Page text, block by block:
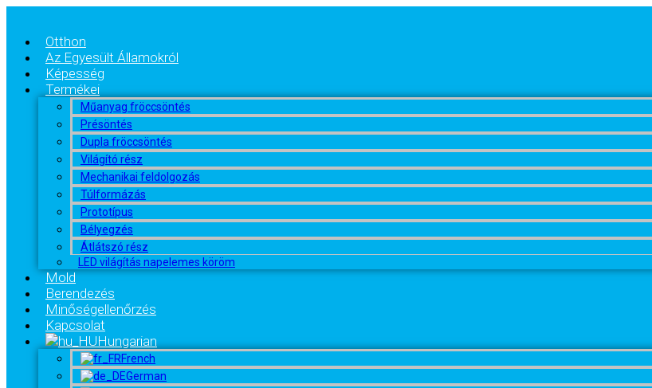
Otthon
Az Egyesült Államokról
Képesség
Termékei
Műanyag fröccsöntés
Présöntés
Dupla fröccsöntés
Világító rész
Mechanikai feldolgozás
Túlformázás
Prototípus
Bélyegzés
Átlátszó rész
LED világítás napelemes köröm
Mold
Berendezés
Minőségellenőrzés
Kapcsolat
Hungarian
French
German